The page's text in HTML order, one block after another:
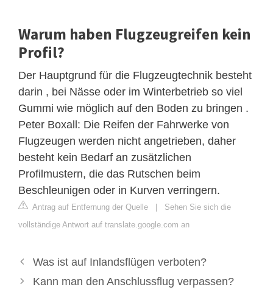
Warum haben Flugzeugreifen kein
Profil?
Der Hauptgrund für die Flugzeugtechnik besteht
darin , bei Nässe oder im Winterbetrieb so viel
Gummi wie möglich auf den Boden zu bringen .
Peter Boxall: Die Reifen der Fahrwerke von
Flugzeugen werden nicht angetrieben, daher
besteht kein Bedarf an zusätzlichen
Profilmustern, die das Rutschen beim
Beschleunigen oder in Kurven verringern.
Antrag auf Entfernung der Quelle | Sehen Sie sich die
vollständige Antwort auf translate.google.com an
Was ist auf Inlandsflügen verboten?
Kann man den Anschlussflug verpassen?